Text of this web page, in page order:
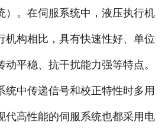
）。在伺服系统中，液压执行机
机构相比，具有快速性好、单位
平稳、抗干扰能力强等特点。
统中传递信号和校正特性时多用
代高性能的伺服系统也都采用电